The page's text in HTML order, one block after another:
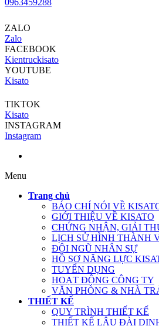
0963459288
ZALO
Zalo
FACEBOOK
Kientruckisato
YOUTUBE
Kisato
TIKTOK
Kisato
INSTAGRAM
Instagram
Menu
Trang chủ
BÁO CHÍ NÓI VỀ
GIỚI THIỆU VỀ KISATO
CHỨNG NHẬN, GIẢI
LỊCH SỬ HÌNH THÀNH
ĐỘI NGŨ NHÂN SỰ
HỒ SƠ NĂNG LỰC
TUYỂN DỤNG
HOẠT ĐỘNG CÔNG TY
VĂN PHÒNG & NHÀ
THIẾT KẾ
QUY TRÌNH THIẾT KẾ
THIẾT KẾ LÂU ĐÀI